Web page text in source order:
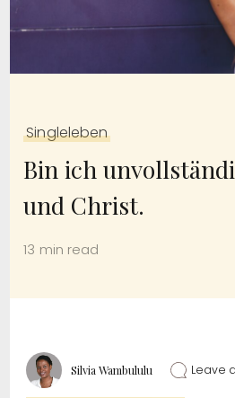
Singleleben
Bin ich
und Christ.
13 min read
Silvia Wambululu Leave